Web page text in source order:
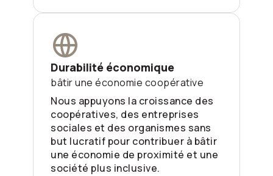
Durabilité économique
bâtir une économie coopérative
Nous appuyons la croissance des
coopératives, des entreprises
sociales et des organismes sans
but lucratif pour contribuer à bâtir
une économie de proximité et une
société plus inclusive.